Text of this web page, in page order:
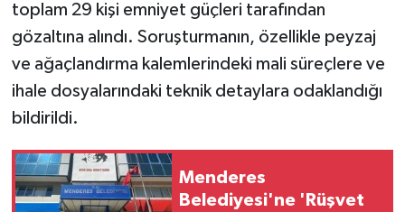
toplam 29 kişi emniyet güçleri tarafından
gözaltına alındı. Soruşturmanın, özellikle peyzaj
ve ağaçlandırma kalemlerindeki mali süreçlere ve
ihale dosyalarındaki teknik detaylara odaklandığı
bildirildi.
Menderes
Belediyesi'ne 'Rüşvet